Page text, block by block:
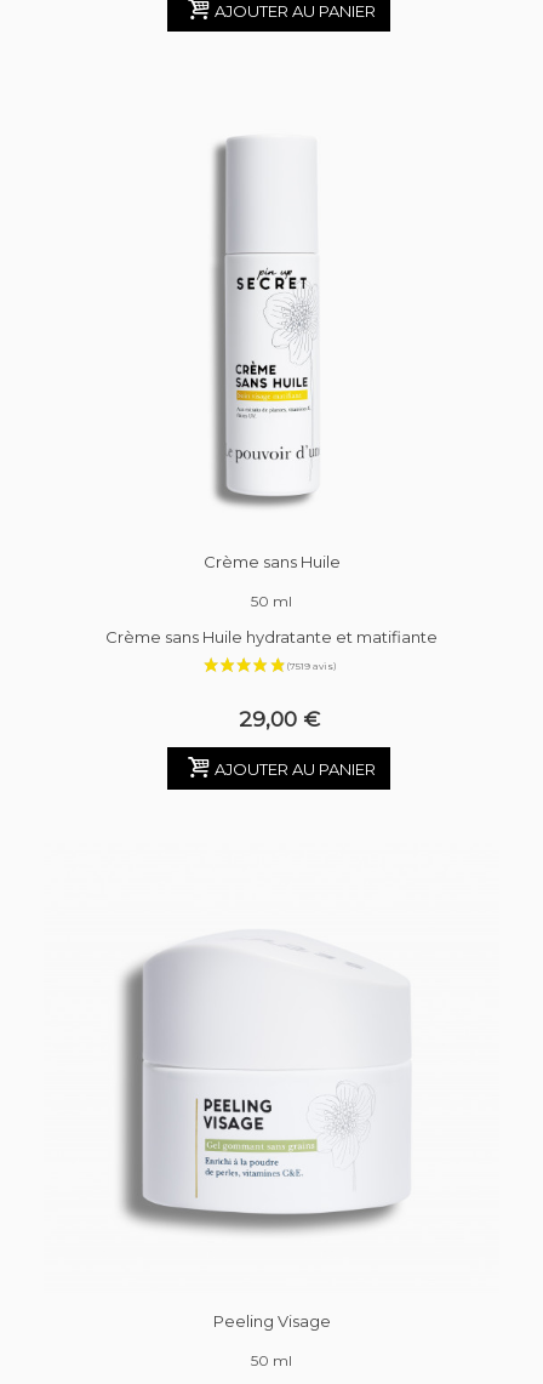
AJOUTER AU PANIER
Crème sans Huile
50 ml
Crème sans Huile hydratante et matifiante
29,00 €
AJOUTER AU PANIER
Peeling Visage
50 ml